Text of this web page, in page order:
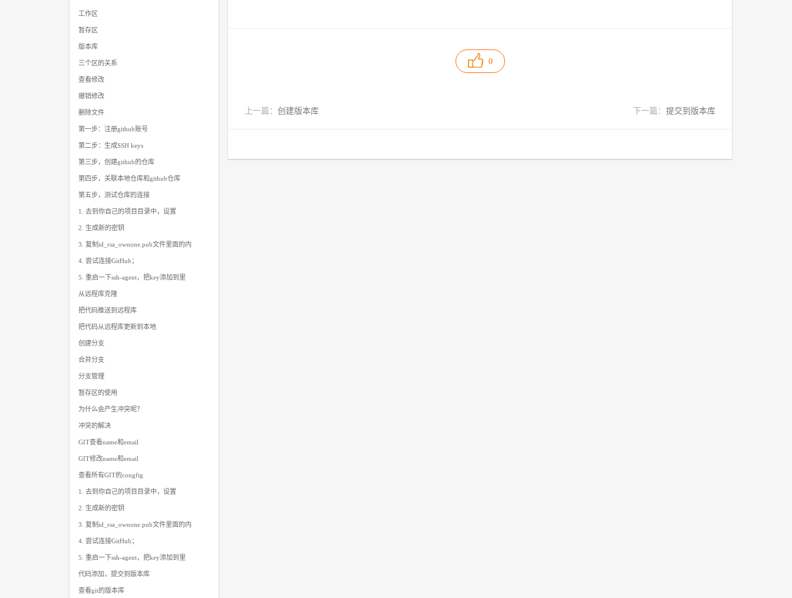
0
上一篇： 创建版本库 下一篇： 提交到版本库
工作区
暂存区
版本库
三个区的关系
查看修改
撤销修改
删除文件
第一步：注册github账号
第二步：生成SSH keys
第三步，创建github的仓库
第四步，关联本地仓库和github仓库
第五步，测试仓库的连接
1. 去到你自己的项目目录中，设置
2. 生成新的密钥
3. 复制id_rsa_ownone.pub文件里面的内
4. 尝试连接GitHub；
5. 重启一下ssh-agent，把key添加到里
从远程库克隆
把代码推送到远程库
把代码从远程库更新到本地
创建分支
合并分支
分支管理
暂存区的使用
为什么会产生冲突呢？
冲突的解决
GIT查看name和email
GIT修改name和email
查看所有GIT的congfig
1. 去到你自己的项目目录中，设置
2. 生成新的密钥
3. 复制id_rsa_ownone.pub文件里面的内
4. 尝试连接GitHub；
5. 重启一下ssh-agent，把key添加到里
代码添加，提交到版本库
查看git的版本库